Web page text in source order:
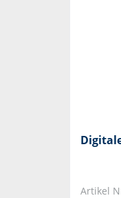
Artikel